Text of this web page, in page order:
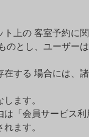
上の 客室予約に
とし、ユーザー
する 場合には、
ます。
「会員サービス
ます。